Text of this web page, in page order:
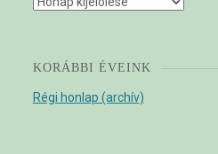
KORÁBBI ÉVEINK
Régi honlap (archív)